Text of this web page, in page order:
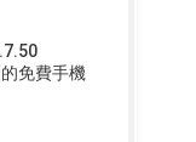
免費手機